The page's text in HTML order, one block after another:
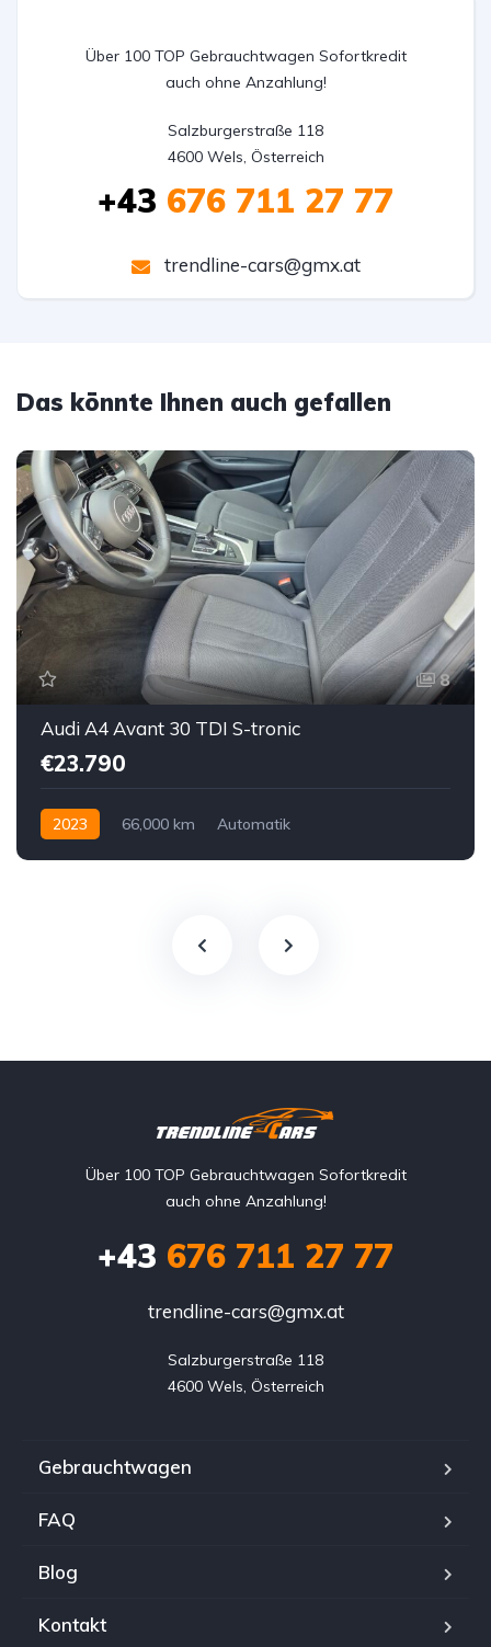
Über 100 TOP Gebrauchtwagen Sofortkredit
auch ohne Anzahlung!
Salzburgerstraße 118
4600 Wels, Österreich
+43 676 711 27 77
trendline-cars@gmx.at
Das könnte Ihnen auch gefallen
8
Audi A4 Avant 30 TDI S-tronic
€23.790
2023 66,000 km
Automatik
Über 100 TOP Gebrauchtwagen Sofortkredit
auch ohne Anzahlung!
+43 676 711 27 77
trendline-cars@gmx.at
Salzburgerstraße 118
4600 Wels, Österreich
Gebrauchtwagen
FAQ
Blog
Kontakt